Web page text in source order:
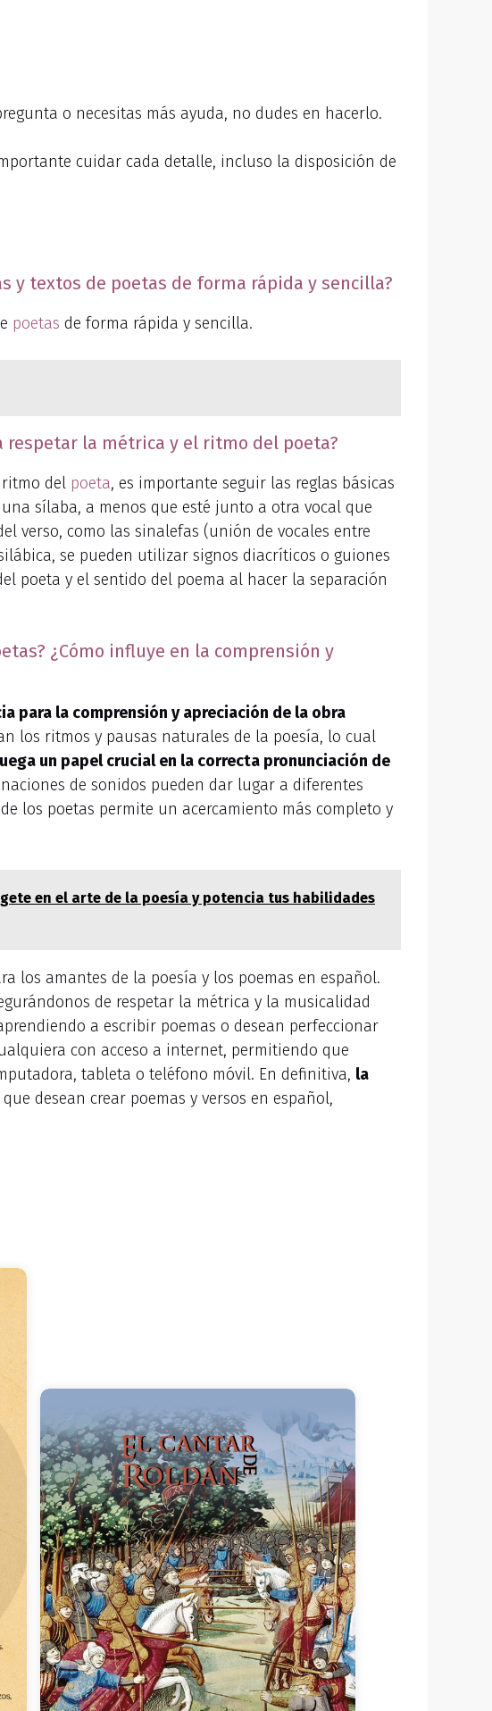
o necesitas más ayuda, no dudes en hacerlo.
cuidar cada detalle, incluso la disposición de
y textos de poetas de forma rápida y sencilla?
poetas de forma rápida y sencilla.
respetar la métrica y el ritmo del poeta?
del poeta, es importante seguir las reglas básicas
sílaba, a menos que esté junto a otra vocal que
verso, como las sinalefas (unión de vocales entre
se pueden utilizar signos diacríticos o guiones
poeta y el sentido del poema al hacer la separación
¿Cómo influye en la comprensión y
para la comprensión y apreciación de la obra
los ritmos y pausas naturales de la poesía, lo cual
un papel crucial en la correcta pronunciación de
de sonidos pueden dar lugar a diferentes
los poetas permite un acercamiento más completo y
en el arte de la poesía y potencia tus habilidades
los amantes de la poesía y los poemas en español.
de respetar la métrica y la musicalidad
a escribir poemas o desean perfeccionar
con acceso a internet, permitiendo que
tableta o teléfono móvil. En definitiva, la
desean crear poemas y versos en español,